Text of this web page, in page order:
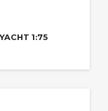
1:75